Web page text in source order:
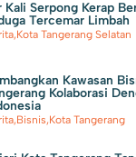
Kota Bekuk
Kapabilitas
Kali Serpong Kerap
Tercemar Limbah
,Kota Tangerang Selatan
Kawasan
Kolaborasi
,Bisnis,Kota Tangerang